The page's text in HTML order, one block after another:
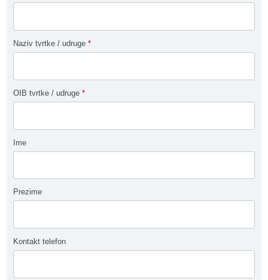
Naziv tvrtke / udruge *
OIB tvrtke / udruge *
Ime
Prezime
Kontakt telefon